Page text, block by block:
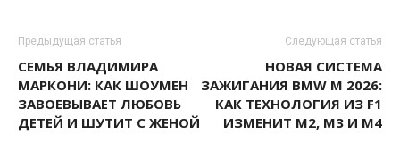
Предыдущая статья
СЕМЬЯ ВЛАДИМИРА
МАРКОНИ: КАК ШОУМЕН
ЗАВОЕВЫВАЕТ ЛЮБОВЬ
ДЕТЕЙ И ШУТИТ С ЖЕНОЙ
Следующая статья
НОВАЯ СИСТЕМА
ЗАЖИГАНИЯ BMW M 2026:
КАК ТЕХНОЛОГИЯ ИЗ F1
ИЗМЕНИТ M2, M3 И M4